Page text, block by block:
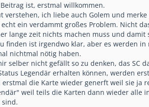
ist, erstmal willkommen.
verstehen, ich liebe auch Golem und
ein verdammt großes Problem. Nicht
lange zeit nichts machen muss und
finden ist irgendwo klar, aber es werden
nichtmal nötig haben.
selber nicht gefällt so zu denken, das SC
Legendär erhalten können, werden
die Karte wieder generft weil sie
weil teils die Karten dann wieder alle
sind.